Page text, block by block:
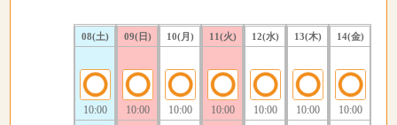
08(土)
10:00
09(日)
10:00
10(月)
10:00
11(火)
10:00
12(水)
10:00
13(木)
10:00
14(金)
10:00